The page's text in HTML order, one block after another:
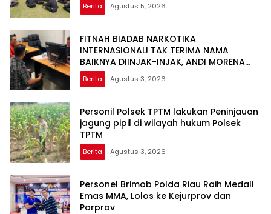
Berita Agustus 5, 2026
FITNAH BIADAB NARKOTIKA
INTERNASIONAL! TAK TERIMA NAMA
BAIKNYA DIINJAK-INJAK, ANDI MORENA
DECLARE WAR: SIAP Bantai DAN SERET
AKUN PEMBUNUH KARAKTER KE PENJARA
Berita Agustus 3, 2026
Personil Polsek TPTM lakukan Peninjauan
jagung pipil di wilayah hukum Polsek
TPTM
Berita Agustus 3, 2026
Personel Brimob Polda Riau Raih Medali
Emas MMA, Lolos ke Kejurprov dan
Porprov